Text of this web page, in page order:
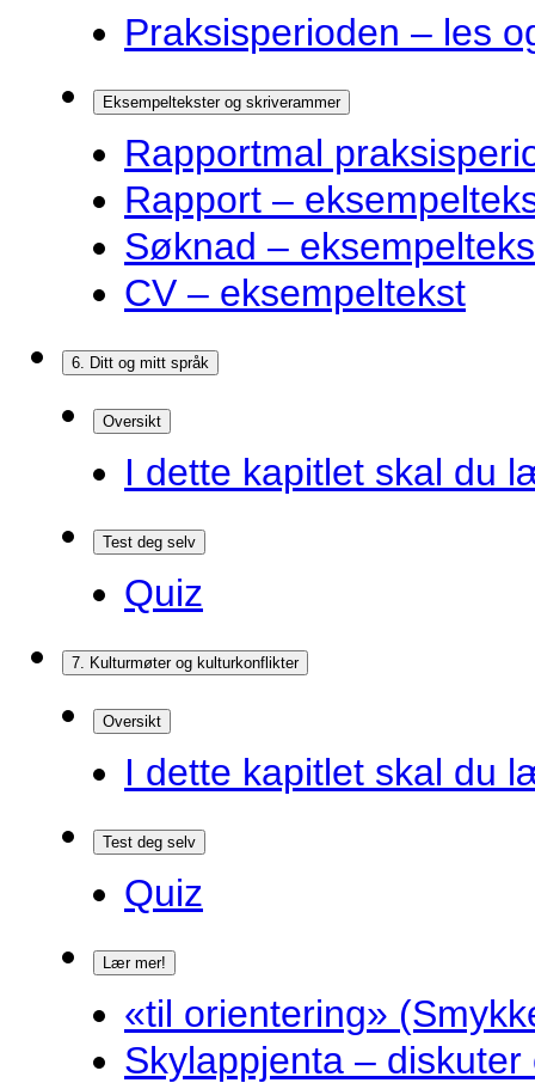
Praksisperioden – les
Eksempeltekster og skriverammer
Rapportmal
Rapport –
Søknad –
CV – eksempeltekst
6. Ditt og mitt språk
Oversikt
I dette kapitlet skal du
Test deg selv
Quiz
7. Kulturmøter og kulturkonflikter
Oversikt
I dette kapitlet skal du
Test deg selv
Quiz
Lær mer!
«til orientering»
Skylappjenta – diskuter